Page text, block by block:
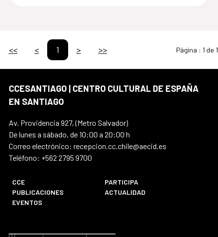
<< < 1 > >> Página : 1 de 1
CCESANTIAGO | CENTRO CULTURAL DE ESPAÑA
EN SANTIAGO
Av. Providencia 927, (Metro Salvador)
De lunes a sábado, de 10:00 a 20:00 h
Correo electrónico: recepcion.cc.chile@aecid.es
Teléfono: +562 2795 9700
CCE
PARTICIPA
PUBLICACIONES
ACTUALIDAD
EVENTOS